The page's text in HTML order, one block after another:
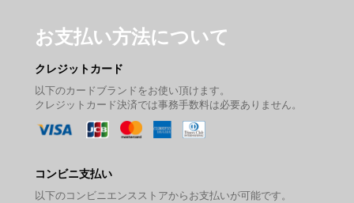
お支払い方法について
クレジットカード
以下のカードブランドをお使い頂けます。
クレジットカード決済では事務手数料は必要ありません。
コンビニ支払い
以下のコンビニエンスストアからお支払いが可能です。